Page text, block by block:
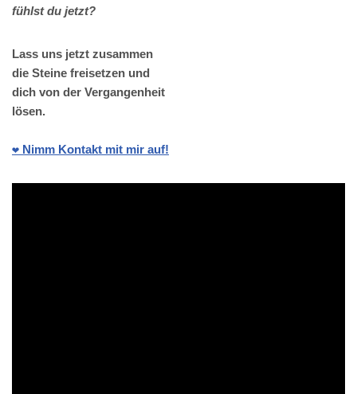
fühlst du jetzt?
Lass uns jetzt zusammen
die Steine freisetzen und
dich von der Vergangenheit
lösen.
❤️ Nimm Kontakt mit mir auf!